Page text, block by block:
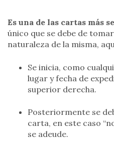
Es una de las cartas más
único que se debe de
naturaleza de la misma,
Se inicia, como
lugar y fecha de
superior derecha.
Posteriormente se
carta, en este caso
se adeude.